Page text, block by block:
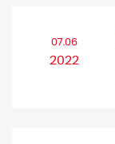
07.06
2022